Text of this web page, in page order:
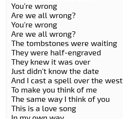
You're wrong
Are we all wrong?
You're wrong
Are we all wrong?
The tombstones were waiting
They were half-engraved
They knew it was over
Just didn't know the date
And I cast a spell over the west
To make you think of me
The same way I think of you
This is a love song